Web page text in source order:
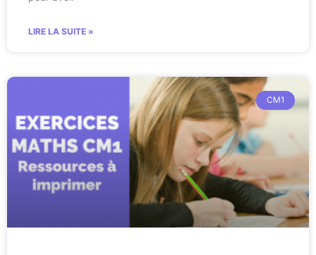
LIRE LA SUITE »
CM1